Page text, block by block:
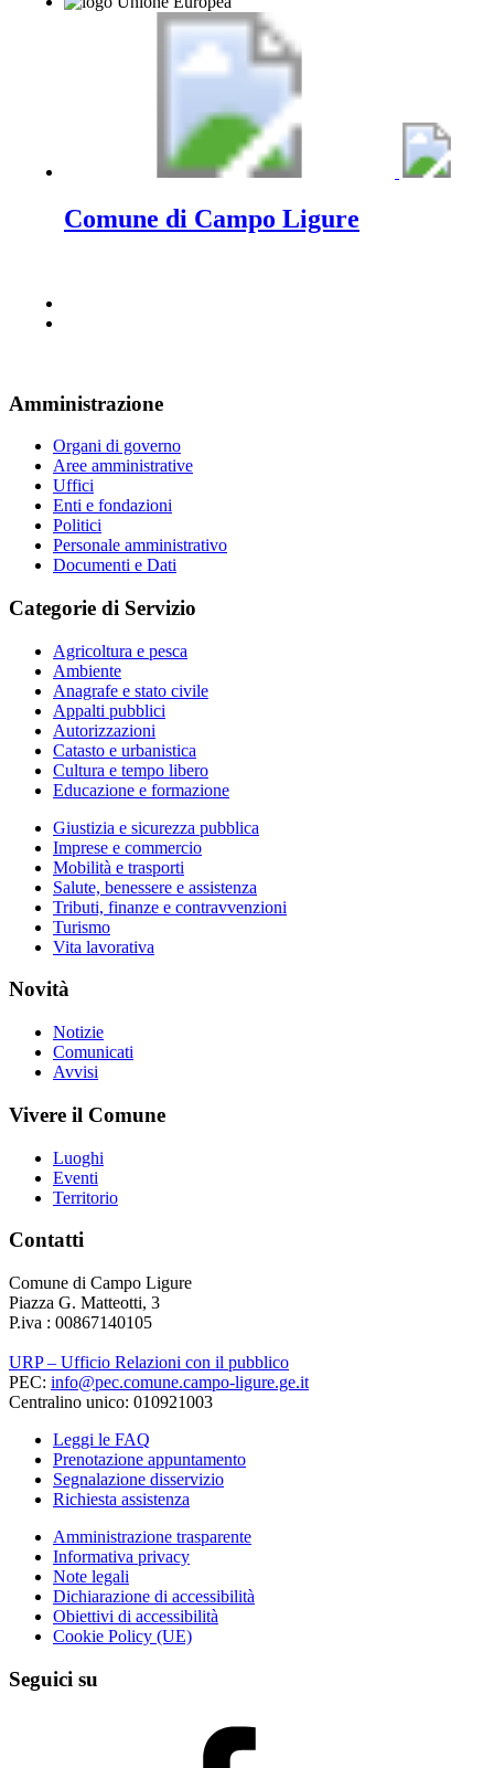
Comune di Campo Ligure
Amministrazione
Organi di governo
Aree amministrative
Uffici
Enti e fondazioni
Politici
Personale amministrativo
Documenti e Dati
Categorie di Servizio
Agricoltura e pesca
Ambiente
Anagrafe e stato civile
Appalti pubblici
Autorizzazioni
Catasto e urbanistica
Cultura e tempo libero
Educazione e formazione
Giustizia e sicurezza pubblica
Imprese e commercio
Mobilità e trasporti
Salute, benessere e assistenza
Tributi, finanze e contravvenzioni
Turismo
Vita lavorativa
Novità
Notizie
Comunicati
Avvisi
Vivere il Comune
Luoghi
Eventi
Territorio
Contatti
Comune di Campo Ligure
Piazza G. Matteotti, 3
P.iva : 00867140105
URP – Ufficio Relazioni con il pubblico
PEC: info@pec.comune.campo-ligure.ge.it
Centralino unico: 010921003
Leggi le FAQ
Prenotazione appuntamento
Segnalazione disservizio
Richiesta assistenza
Amministrazione trasparente
Informativa privacy
Note legali
Dichiarazione di accessibilità
Obiettivi di accessibilità
Cookie Policy (UE)
Seguici su